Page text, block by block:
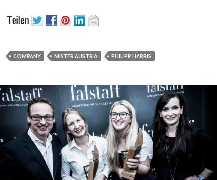
COMPANY MISTER AUSTRIA PHILIPP HARRIS